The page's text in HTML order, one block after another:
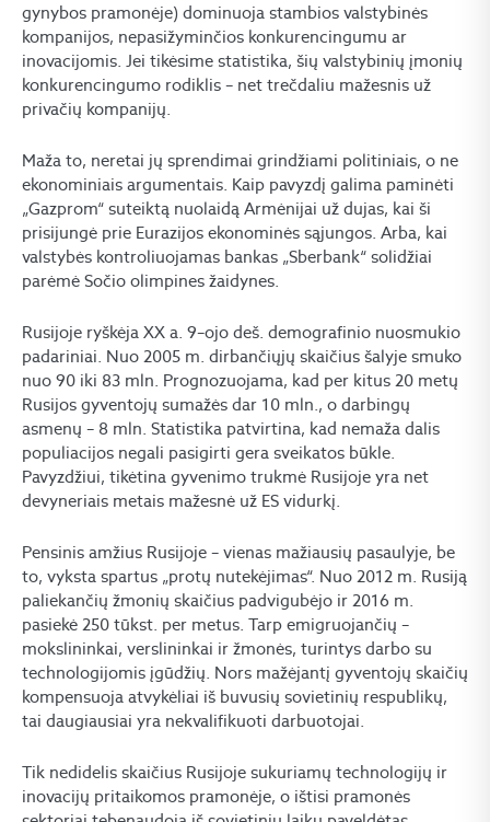
gynybos pramonėje) dominuoja stambios valstybinės
kompanijos, nepasižyminčios konkurencingumu ar
inovacijomis. Jei tikėsime statistika, šių valstybinių įmonių
konkurencingumo rodiklis – net trečdaliu mažesnis už
privačių kompanijų.
Maža to, neretai jų sprendimai grindžiami politiniais, o ne
ekonominiais argumentais. Kaip pavyzdį galima paminėti
„Gazprom“ suteiktą nuolaidą Armėnijai už dujas, kai ši
prisijungė prie Eurazijos ekonominės sąjungos. Arba, kai
valstybės kontroliuojamas bankas „Sberbank“ solidžiai
parėmė Sočio olimpines žaidynes.
Rusijoje ryškėja XX a. 9–ojo deš. demografinio nuosmukio
padariniai. Nuo 2005 m. dirbančiųjų skaičius šalyje smuko
nuo 90 iki 83 mln. Prognozuojama, kad per kitus 20 metų
Rusijos gyventojų sumažės dar 10 mln., o darbingų
asmenų – 8 mln. Statistika patvirtina, kad nemaža dalis
populiacijos negali pasigirti gera sveikatos būkle.
Pavyzdžiui, tikėtina gyvenimo trukmė Rusijoje yra net
devyneriais metais mažesnė už ES vidurkį.
Pensinis amžius Rusijoje – vienas mažiausių pasaulyje, be
to, vyksta spartus „protų nutekėjimas“. Nuo 2012 m. Rusiją
paliekančių žmonių skaičius padvigubėjo ir 2016 m.
pasiekė 250 tūkst. per metus. Tarp emigruojančių –
mokslininkai, verslininkai ir žmonės, turintys darbo su
technologijomis įgūdžių. Nors mažėjantį gyventojų skaičių
kompensuoja atvykėliai iš buvusių sovietinių respublikų,
tai daugiausiai yra nekvalifikuoti darbuotojai.
Tik nedidelis skaičius Rusijoje sukuriamų technologijų ir
inovacijų pritaikomos pramonėje, o ištisi pramonės